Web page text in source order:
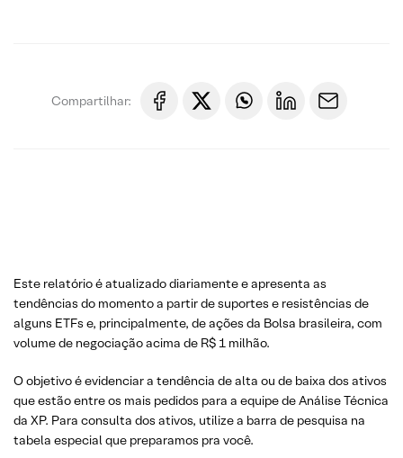
Compartilhar:
Este relatório é atualizado diariamente e apresenta as
tendências do momento a partir de suportes e resistências de
alguns ETFs e, principalmente, de ações da Bolsa brasileira, com
volume de negociação acima de R$ 1 milhão.
O objetivo é evidenciar a tendência de alta ou de baixa dos ativos
que estão entre os mais pedidos para a equipe de Análise Técnica
da XP. Para consulta dos ativos, utilize a barra de pesquisa na
tabela especial que preparamos pra você.